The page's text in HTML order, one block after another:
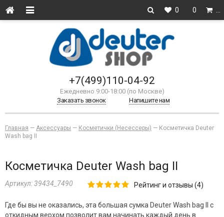
0 0
+7(499)110-04-92
Ежедневно 9:00-18:00 (по Москве)
Заказать звонок
Напишите нам
Главная — Аксессуары — Косметички (Несессеры) — Косметичка Deuter
Wash bag II
Косметичка Deuter Wash bag II
Артикул:39434_7490 Рейтинг и отзывы (4)
Где бы вы не оказались, эта большая сумка Deuter Wash bag II с
откидным верхом позволит вам начинать каждый день в